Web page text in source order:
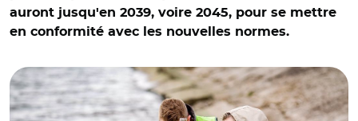
auront jusqu'en 2039, voire 2045, pour se mettre
en conformité avec les nouvelles normes.